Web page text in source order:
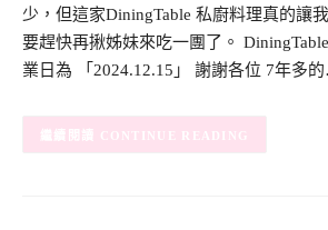
少，但這家DiningTable 私廚料理真的讓
要趕快再揪姊妹來吃一團了。
業日為 「2024.12.15」 謝謝各位 7年多
CONTINUE READING